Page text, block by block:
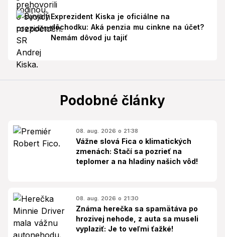
Exprezident Kiska je oficiálne na
dôchodku: Aká penzia mu cinkne na účet?
Nemám dôvod ju tajiť
Podobné články
08. aug. 2026 o 21:38
Vážne slová Fica o klimatických
zmenách: Stačí sa pozrieť na
teplomer a na hladiny našich vôd!
08. aug. 2026 o 21:30
Známa herečka sa spamätáva po
hrozivej nehode, z auta sa museli
vyplaziť: Je to veľmi ťažké!